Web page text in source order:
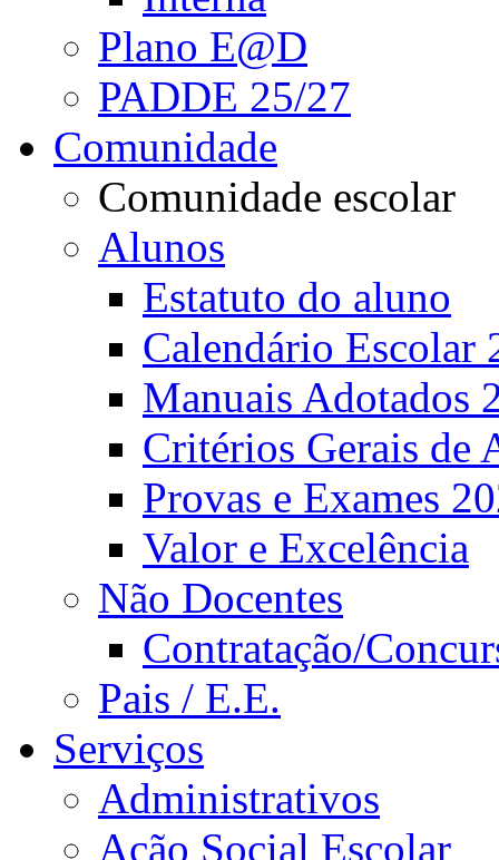
Plano E@D
PADDE 25/27
Comunidade
Comunidade escolar
Alunos
Estatuto do aluno
Calendário Escolar
Manuais Adotados
Critérios Gerais de
Provas e Exames
Valor e Excelência
Não Docentes
Contratação/
Pais / E.E.
Serviços
Administrativos
Ação Social Escolar